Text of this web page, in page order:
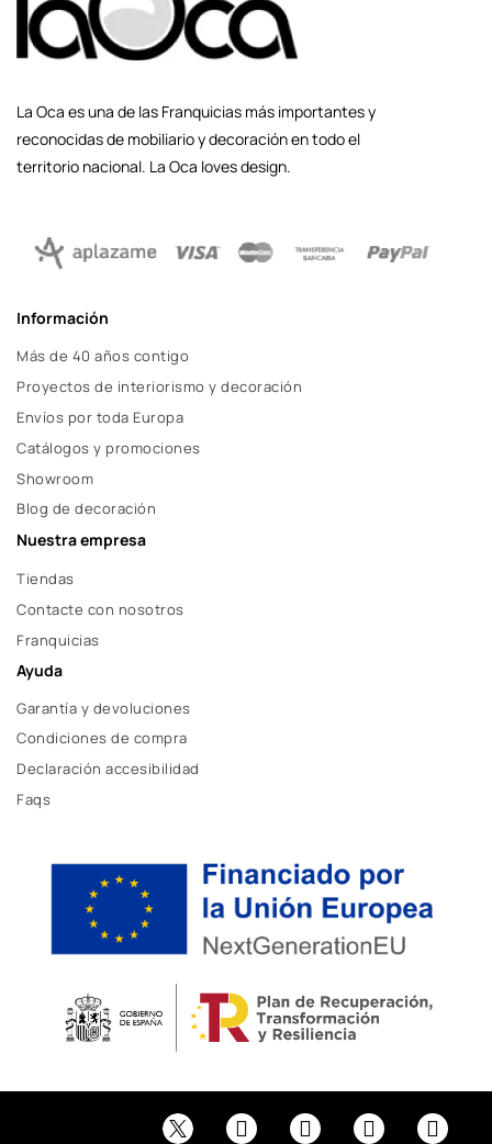
La Oca es una de las Franquicias más importantes y
reconocidas de mobiliario y decoración en todo el
territorio nacional. La Oca loves design.
Información
Más de 40 años contigo
Proyectos de interiorismo y decoración
Envíos por toda Europa
Catálogos y promociones
Showroom
Blog de decoración
Nuestra empresa
Tiendas
Contacte con nosotros
Franquicias
Ayuda
Garantía y devoluciones
Condiciones de compra
Declaración accesibilidad
Faqs